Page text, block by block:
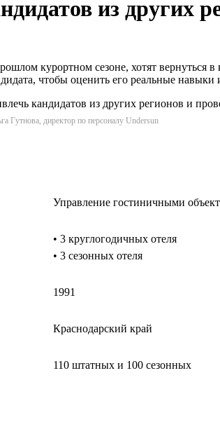
из других
курортном сезоне, хотят
чтобы оценить его реальные
Гутнова, директор по персоналу Undersun
Управление гостиничными
• 3 круглогодичных отеля
• 3 сезонных отеля
1991
Краснодарский край
110 штатных и 100 сезонных